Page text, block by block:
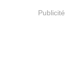
Publicité